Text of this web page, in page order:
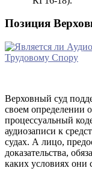
Позиция
Верховный суд
своем определении
процессуальный
аудиозаписи к
судах. А лицо,
доказательства,
каких условиях